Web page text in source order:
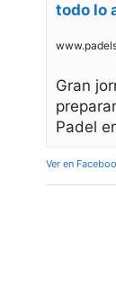
todo lo
Gran
Padel
Ver en